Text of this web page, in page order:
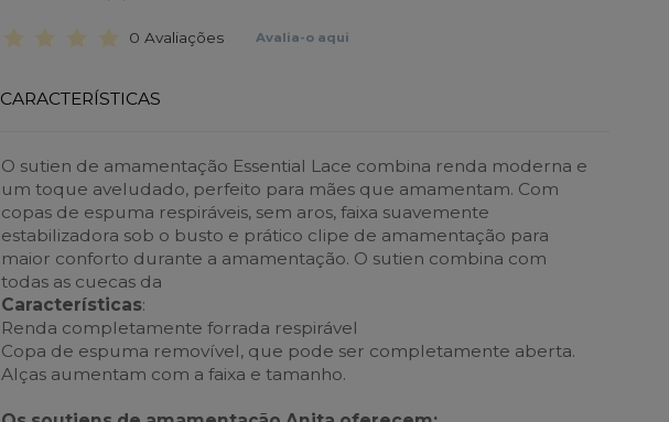
0 Avaliações Avalia-o aqui
CARACTERÍSTICAS
O sutien de amamentação Essential Lace combina renda moderna e
um toque aveludado, perfeito para mães que amamentam. Com
copas de espuma respiráveis, sem aros, faixa suavemente
estabilizadora sob o busto e prático clipe de amamentação para
maior conforto durante a amamentação. O sutien combina com
todas as cuecas da
Características:
Renda completamente forrada respirável
Copa de espuma removível, que pode ser completamente aberta.
Alças aumentam com a faixa e tamanho.